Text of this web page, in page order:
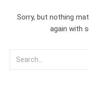
Sorry, but nothing
again with